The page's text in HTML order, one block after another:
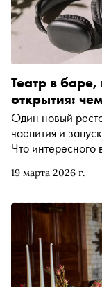
19 марта 2026 г.
Театр в
открытия:
Один новый
чаепития и
Что